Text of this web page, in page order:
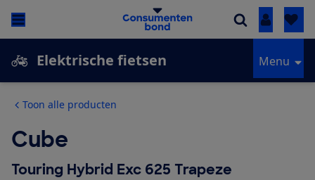
Inloggen
Elektrische fietsen Menu
Toon alle producten
Cube
Touring Hybrid Exc 625 Trapeze